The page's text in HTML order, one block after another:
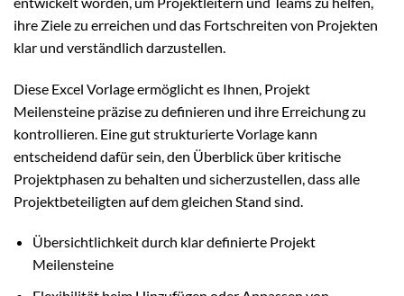
ihre Ziele zu erreichen und das Fortschreiten von Projekten
klar und verständlich darzustellen.
Diese Excel Vorlage ermöglicht es Ihnen, Projekt
Meilensteine präzise zu definieren und ihre Erreichung zu
kontrollieren. Eine gut strukturierte Vorlage kann
entscheidend dafür sein, den Überblick über kritische
Projektphasen zu behalten und sicherzustellen, dass alle
Projektbeteiligten auf dem gleichen Stand sind.
Übersichtlichkeit durch klar definierte Projekt
Meilensteine